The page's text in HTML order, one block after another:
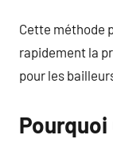
Cette méthode
rapidement la
pour les